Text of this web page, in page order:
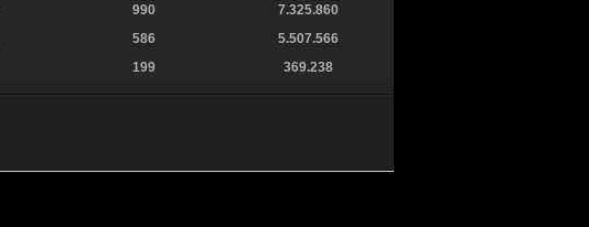
990
7.325.860
586
5.507.566
199 369.238